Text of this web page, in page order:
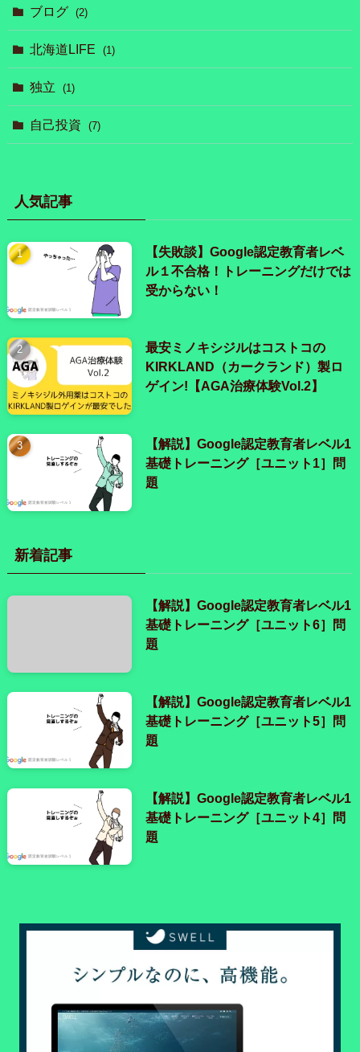
ブログ (2)
北海道LIFE (1)
独立 (1)
自己投資 (7)
人気記事
【失敗談】Google認定教育者レベ
ル１不合格！トレーニングだけでは
受からない！
最安ミノキシジルはコストコの
KIRKLAND（カークランド）製ロ
ゲイン!【AGA治療体験Vol.2】
【解説】Google認定教育者レベル1
基礎トレーニング［ユニット1］問
題
新着記事
【解説】Google認定教育者レベル1
基礎トレーニング［ユニット6］問
題
【解説】Google認定教育者レベル1
基礎トレーニング［ユニット5］問
題
【解説】Google認定教育者レベル1
基礎トレーニング［ユニット4］問
題